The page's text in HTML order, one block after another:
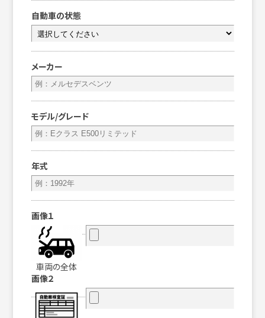
自動車の状態
メーカー
モデル/グレード
年式
画像１
車両の全体
画像２